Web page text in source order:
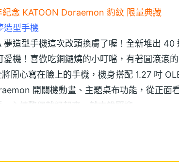
念 KATOON Doraemon 豹紋 限量典藏
造型手機
夢造型手機這次改頭換膚了喔！全新堆出 40
機！喜歡吃銅鑼燒的小叮噹，有著圓滾滾
開心寫在臉上的手機，機身搭配 1.27 吋
開關機動畫、主題桌布功能，從正面
心情整個就好起來，就古錐耶柳。
是一款雙卡雙待摺壘式手機，給雙槍俠提